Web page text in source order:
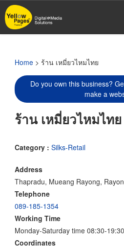
Skip
to
main
Home > ร้าน เหมี่ยวไหมไทย
Do you own this business?
make a
ร้าน เหมี่ยวไหมไทย
Category : Silks-Retail
Address
Thapradu, Mueang Rayong,
Telephone
089-185-1354
Working Time
Monday-Saturday time 08:30-19:30
Coordinates